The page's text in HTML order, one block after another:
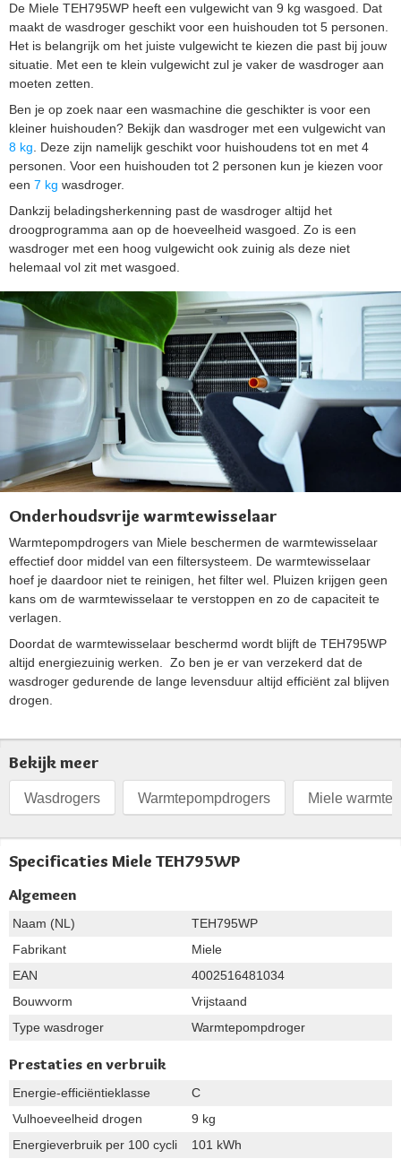
De Miele TEH795WP heeft een vulgewicht van 9 kg wasgoed. Dat
maakt de wasdroger geschikt voor een huishouden tot 5 personen.
Het is belangrijk om het juiste vulgewicht te kiezen die past bij jouw
situatie. Met een te klein vulgewicht zul je vaker de wasdroger aan
moeten zetten.
Ben je op zoek naar een wasmachine die geschikter is voor een
kleiner huishouden? Bekijk dan wasdroger met een vulgewicht van
8 kg . Deze zijn namelijk geschikt voor huishoudens tot en met 4
personen. Voor een huishouden tot 2 personen kun je kiezen voor
een 7 kg wasdroger.
Dankzij beladingsherkenning past de wasdroger altijd het
droogprogramma aan op de hoeveelheid wasgoed. Zo is een
wasdroger met een hoog vulgewicht ook zuinig als deze niet
helemaal vol zit met wasgoed.
Onderhoudsvrije warmtewisselaar
Warmtepompdrogers van Miele beschermen de warmtewisselaar
effectief door middel van een filtersysteem. De warmtewisselaar
hoef je daardoor niet te reinigen, het filter wel. Pluizen krijgen geen
kans om de warmtewisselaar te verstoppen en zo de capaciteit te
verlagen.
Doordat de warmtewisselaar beschermd wordt blijft de TEH795WP
altijd energiezuinig werken. Zo ben je er van verzekerd dat de
wasdroger gedurende de lange levensduur altijd efficiënt zal blijven
drogen.
Bekijk meer
Wasdrogers Warmtepompdrogers Miele
Specificaties Miele TEH795WP
Algemeen
Naam (NL)
TEH795WP
Fabrikant
Miele
EAN
4002516481034
Bouwvorm
Vrijstaand
Type wasdroger
Warmtepompdroger
Prestaties en verbruik
Energie-efficiëntieklasse
C
Vulhoeveelheid drogen
9 kg
Energieverbruik per 100 cycli
101 kWh